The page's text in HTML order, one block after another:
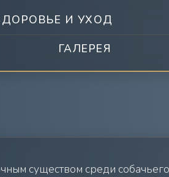
И УХОД
ГАЛЕРЕЯ
существом среди